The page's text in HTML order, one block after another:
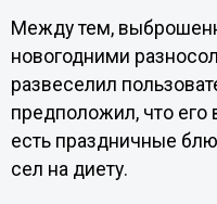
Между тем,
новогодними
развеселил
предположил, что его
есть праздничные
сел на диету.